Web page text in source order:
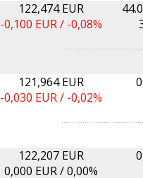
122,474 EUR
-0,100 EUR / -0,08%
121,964 EUR
-0,030 EUR / -0,02%
122,207 EUR
0,000 EUR /0,00%